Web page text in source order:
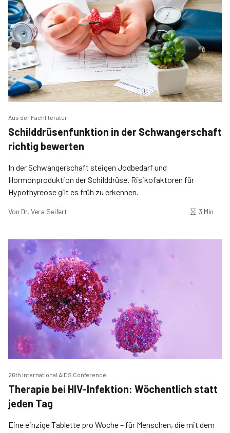
Aus der Fachliteratur
Schilddrüsenfunktion in der Schwangerschaft
richtig bewerten
In der Schwangerschaft steigen Jodbedarf und
Hormonproduktion der Schilddrüse. Risikofaktoren für
Hypothyreose gilt es früh zu erkennen.
Von Dr. Vera Seifert 3 Min
26th International AIDS Conference
Therapie bei HIV-Infektion: Wöchentlich statt
jeden Tag
Eine einzige Tablette pro Woche – für Menschen, die mit dem